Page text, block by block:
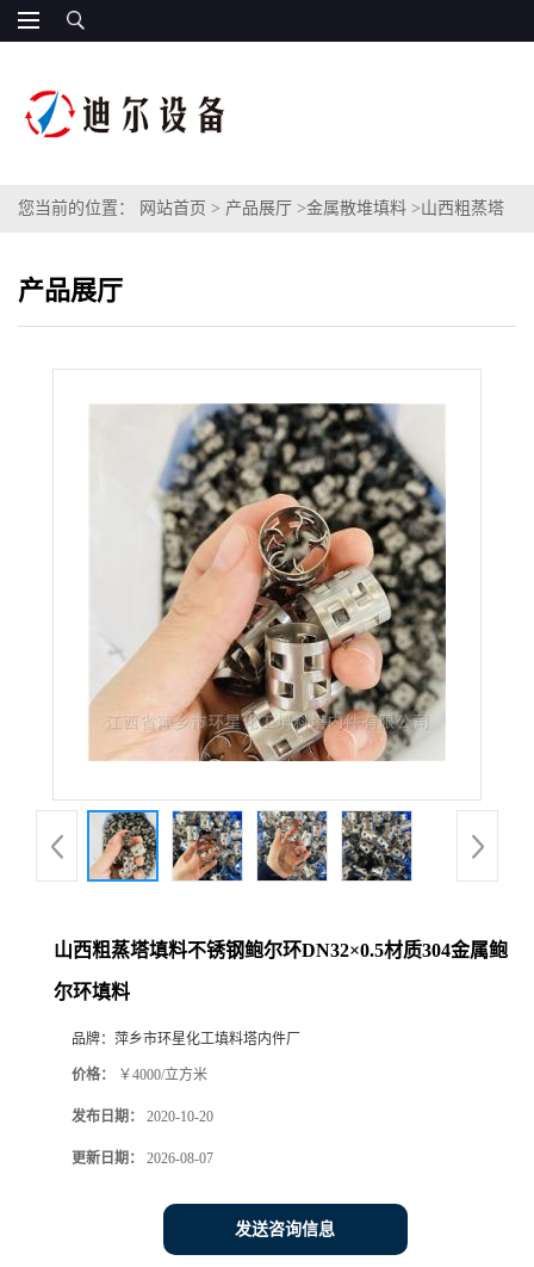
您当前的位置： 网站首页 > 产品展厅 >金属散堆填料 >山西粗蒸塔
产品展厅
山西粗蒸塔填料不锈钢鲍尔环DN32×0.5材质304金属鲍
尔环填料
品牌： 萍乡市环星化工填料塔内件厂
价格： ￥4000/立方米
发布日期： 2020-10-20
更新日期： 2026-08-07
发送咨询信息